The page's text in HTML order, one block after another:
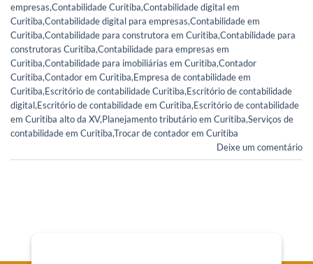
empresas,Contabilidade Curitiba,Contabilidade digital em
Curitiba,Contabilidade digital para empresas,Contabilidade em
Curitiba,Contabilidade para construtora em Curitiba,Contabilidade para
construtoras Curitiba,Contabilidade para empresas em
Curitiba,Contabilidade para imobiliárias em Curitiba,Contador
Curitiba,Contador em Curitiba,Empresa de contabilidade em
Curitiba,Escritório de contabilidade Curitiba,Escritório de contabilidade
digital,Escritório de contabilidade em Curitiba,Escritório de contabilidade
em Curitiba alto da XV,Planejamento tributário em Curitiba,Serviços de
contabilidade em Curitiba,Trocar de contador em Curitiba
Deixe um comentário